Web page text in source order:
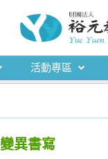
活動專區
異書寫